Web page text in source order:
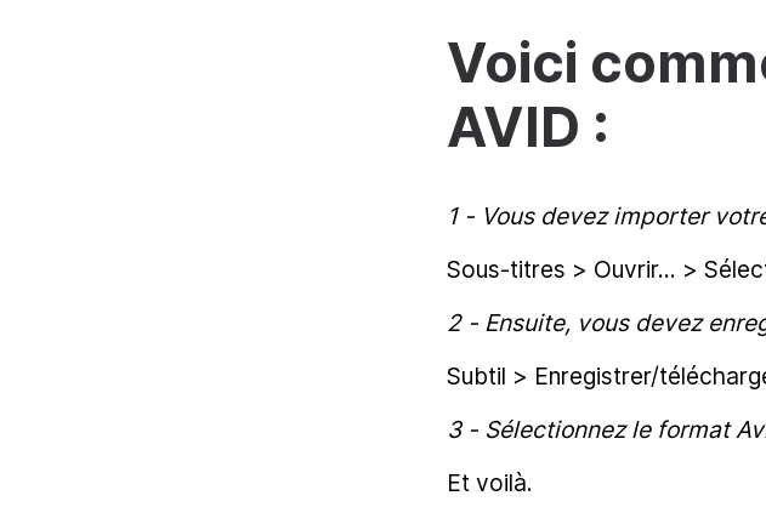
Voici
AVID :
1 - Vous devez importer
Sous-titres > Ouvrir... >
2 - Ensuite, vous devez
Subtil > Enregistrer/
3 - Sélectionnez le format
Et voilà.